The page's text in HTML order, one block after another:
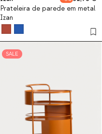
Prateleira de parede em metal
Izan
SALE